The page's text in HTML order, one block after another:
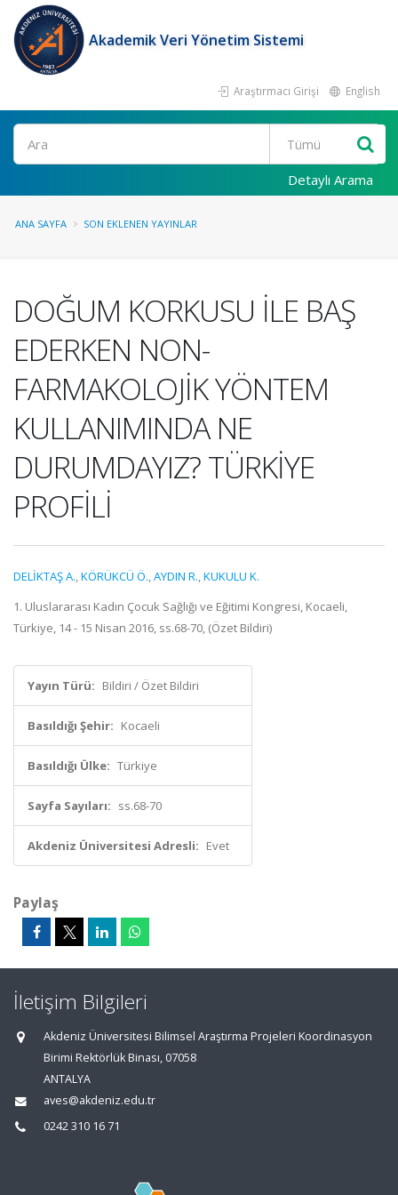
Akademik Veri Yönetim Sistemi
Araştırmacı Girişi English
Ara
Detaylı Arama
ANA SAYFA SON EKLENEN YAYINLAR
DOĞUM KORKUSU İLE BAŞ
EDERKEN NON-
FARMAKOLOJİK YÖNTEM
KULLANIMINDA NE
DURUMDAYIZ? TÜRKİYE
PROFİLİ
DELİKTAŞ A.,KÖRÜKCÜ Ö.,AYDIN R.,KUKULU K.
1. Uluslararası Kadın Çocuk Sağlığı ve Eğitimi Kongresi, Kocaeli,
Türkiye, 14 - 15 Nisan 2016, ss.68-70, (Özet Bildiri)
Yayın Türü: Bildiri / Özet Bildiri
Basıldığı Şehir: Kocaeli
Basıldığı Ülke: Türkiye
Sayfa Sayıları: ss.68-70
Akdeniz Üniversitesi Adresli: Evet
Paylaş
İletişim Bilgileri
Akdeniz Üniversitesi Bilimsel Araştırma Projeleri Koordinasyon
Birimi Rektörlük Binası, 07058
ANTALYA
aves@akdeniz.edu.tr
0242 310 16 71